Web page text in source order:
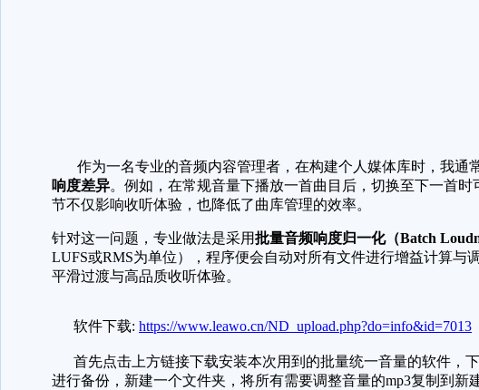
作为一名专业的音频内容管理者，在构建个人媒体库时，我
响度差异。例如，在常规音量下播放一首曲目后，切换至下一首
节不仅影响收听体验，也降低了曲库管理的效率。
针对这一问题，专业做法是采用批量音频响度归一化（Batch
LUFS或RMS为单位），程序便会自动对所有文件进行增益计算
平滑过渡与高品质收听体验。
软件下载: https://www.leawo.cn/ND_upload.php?do=info&id=7013
首先点击上方链接下载安装本次用到的批量统一音量的软件，
进行备份，新建一个文件夹，将所有需要调整音量的mp3复制到新